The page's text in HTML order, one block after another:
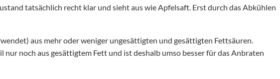
tatsächlich recht klar und sieht aus wie Apfelsaft. Erst durch das Abkühlen
aus mehr oder weniger ungesättigten und gesättigten Fettsäuren.
nur noch aus gesättigtem Fett und ist deshalb umso besser für das Anbraten